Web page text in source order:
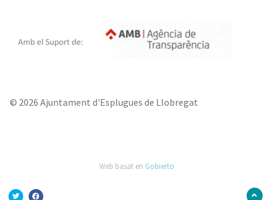
© 2026 Ajuntament d'Esplugues de Llobregat
Web basat en Gobierto